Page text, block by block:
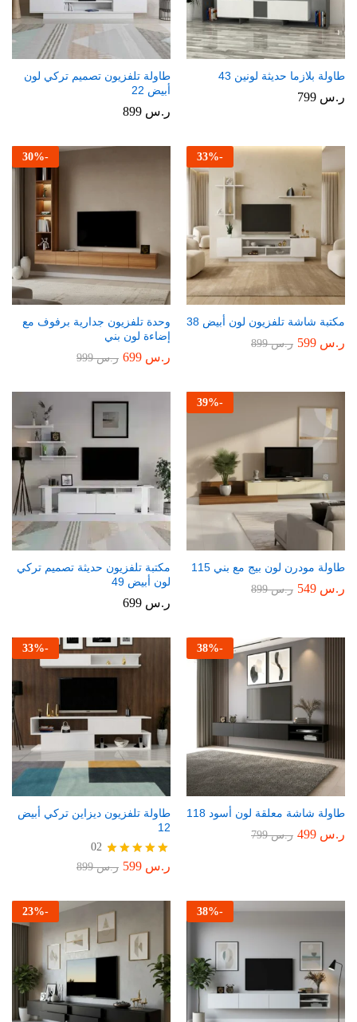
طاولة بلازما حديثة لونين 43
ر.س
طاولة تلفزيون تصميم تركي لون
أبيض 22
ر.س
-
33%
مكتبة شاشة تلفزيون لون أبيض 38
ر.س ر.س899
-
30%
وحدة تلفزيون جدارية برفوف مع
إضاءة لون بني
ر.س ر.س999
-
39%
طاولة مودرن لون بيج مع بني 115
ر.س ر.س899
مكتبة تلفزيون حديثة تصميم تركي
لون أبيض 49
ر.س
-
38%
طاولة شاشة معلقة لون أسود 118
ر.س ر.س799
-
33%
طاولة تلفزيون ديزاين تركي أبيض
12
تم التقييم
02
ر.س ر.س899
-
38%
-
23%